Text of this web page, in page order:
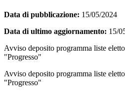
Data di pubblicazione: 15/05/2024
Data di ultimo aggiornamento: 15/
Avviso deposito programma liste
"Progresso"
Avviso deposito programma liste
"Progresso"